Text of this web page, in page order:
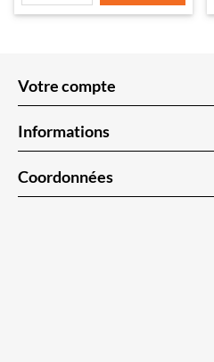
Votre compte
Informations
Coordonnées